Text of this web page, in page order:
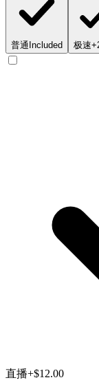
普通 Included 极速
直播+$12.00